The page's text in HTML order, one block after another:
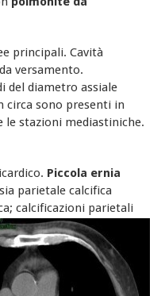
principali. Cavità
versamento.
del diametro assiale
circa sono presenti in
le stazioni mediastiniche.
Piccola ernia
parietale calcifica
calcificazioni parietali